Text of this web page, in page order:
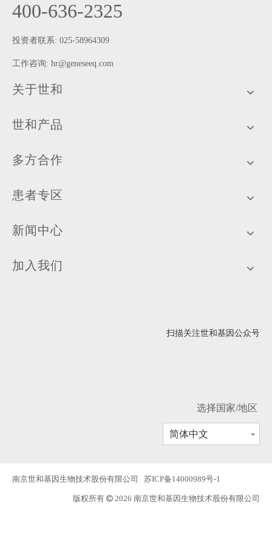
400-636-2325
投资者联系: 025-58964309
工作咨询: hr@geneseeq.com
关于世和
世和产品
多方合作
患者专区
新闻中心
加入我们
扫描关注世和基因公众号
选择国家/地区
简体中文
南京世和基因生物技术股份有限公司 苏ICP备14000989号-1
版权所有  2026 南京世和基因生物技术股份有限公司